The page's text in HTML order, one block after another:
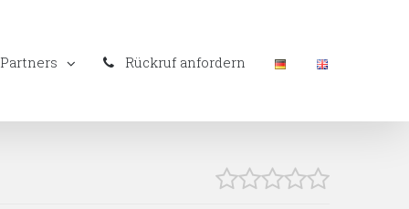
Partners Rückruf anfordern